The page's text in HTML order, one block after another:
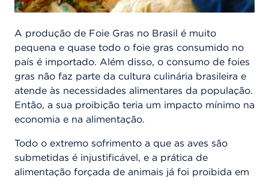
A produção de Foie Gras no Brasil é muito
pequena e quase todo o foie gras consumido no
país é importado. Além disso, o consumo de foies
gras não faz parte da cultura culinária brasileira e
atende às necessidades alimentares da população.
Então, a sua proibição teria um impacto mínimo na
economia e na alimentação.
Todo o extremo sofrimento a que as aves são
submetidas é injustificável, e a prática de
alimentação forçada de animais já foi proibida em